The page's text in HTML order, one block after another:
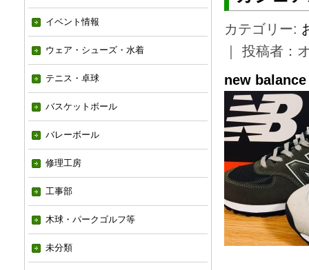
イベント情報
ウェア・シューズ・水着
テニス・卓球
バスケットボール
バレーボール
修理工房
工事部
木球・パークゴルフ等
未分類
カテゴリー:
｜ 投稿者：
new balance